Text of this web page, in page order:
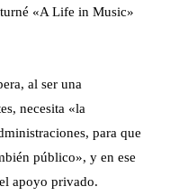
«A Life in Music»
al ser una
necesita «la
para que
público», y en ese
apoyo privado.